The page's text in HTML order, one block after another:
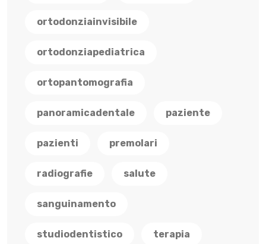
ortodonziainvisibile
ortodonziapediatrica
ortopantomografia
panoramicadentale paziente
pazienti premolari
radiografie salute
sanguinamento
studiodentistico terapia